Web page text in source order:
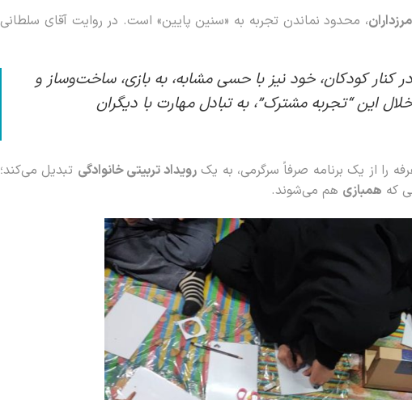
، محدود نماندن تجربه به «سنین پایین» است. در روایت آقای سلطانی
کنار کودکان، خود نیز با حسی مشابه، به بازی، ساخت‌وساز و
این “تجربه مشترک”، به تبادل مهارت با دیگران
را از یک برنامه صرفاً سرگرمی، به یکرویداد تربیتی خانوادگی تبدیل می‌کند؛
که همبازی هم می‌شوند.